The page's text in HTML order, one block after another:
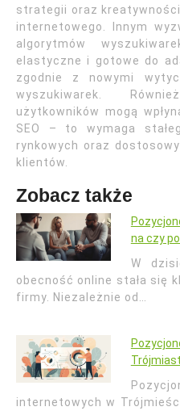
strategii oraz
internetowego. Innym
algorytmów
elastyczne i gotowe do
zgodnie z nowymi
wyszukiwarek.
użytkowników mogą
SEO – to wymaga
rynkowych oraz
klientów.
Zobacz także
na czy
W
obecność online stała się
firmy. Niezależnie od…
internetowych w